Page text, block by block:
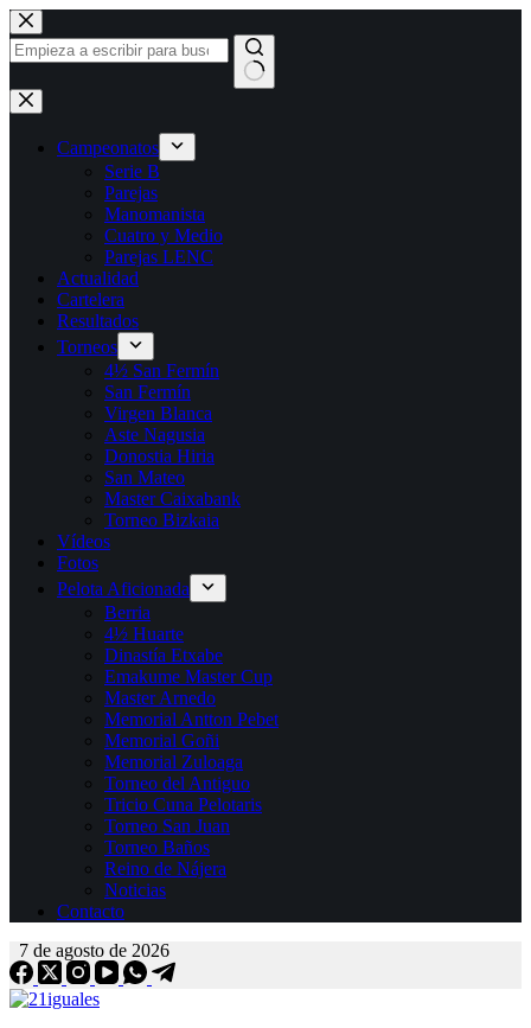
Saltar
al
contenido
Sin
resultados
Campeonatos
Serie B
Parejas
Manomanista
Cuatro y Medio
Parejas LENC
Actualidad
Cartelera
Resultados
Torneos
4½ San Fermín
San Fermín
Virgen Blanca
Aste Nagusia
Donostia Hiria
San Mateo
Master Caixabank
Torneo Bizkaia
Vídeos
Fotos
Pelota Aficionada
Berria
4½ Huarte
Dinastía Etxabe
Emakume Master Cup
Master Arnedo
Memorial Antton Pebet
Memorial Goñi
Memorial Zuloaga
Torneo del Antiguo
Tricio Cuna Pelotaris
Torneo San Juan
Torneo Baños
Reino de Nájera
Noticias
Contacto
7 de agosto de 2026